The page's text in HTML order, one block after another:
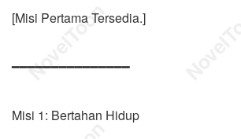
[Misi Pertama Tersedia.]
━━━━━━━━━━━━━━━
Misi 1: Bertahan Hidup